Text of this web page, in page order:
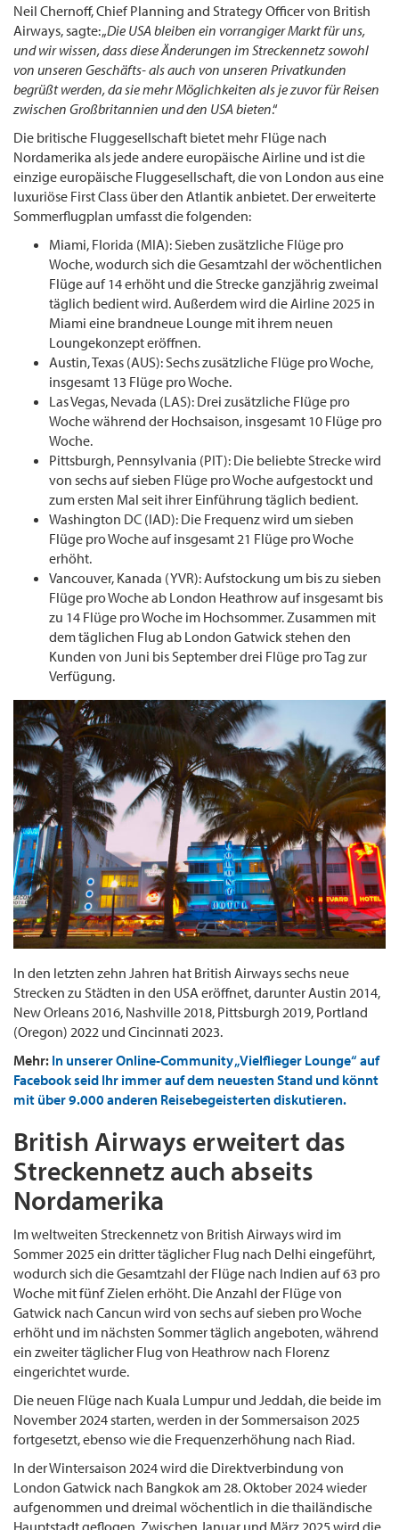
Neil Chernoff, Chief Planning and Strategy Officer von British
Airways, sagte: „Die USA bleiben ein vorrangiger Markt für uns,
und wir wissen, dass diese Änderungen im Streckennetz sowohl
von unseren Geschäfts- als auch von unseren Privatkunden
begrüßt werden, da sie mehr Möglichkeiten als je zuvor für Reisen
zwischen Großbritannien und den USA bieten.“
Die britische Fluggesellschaft bietet mehr Flüge nach
Nordamerika als jede andere europäische Airline und ist die
einzige europäische Fluggesellschaft, die von London aus eine
luxuriöse First Class über den Atlantik anbietet. Der erweiterte
Sommerflugplan umfasst die folgenden:
Miami, Florida (MIA): Sieben zusätzliche Flüge pro
Woche, wodurch sich die Gesamtzahl der wöchentlichen
Flüge auf 14 erhöht und die Strecke ganzjährig zweimal
täglich bedient wird. Außerdem wird die Airline 2025 in
Miami eine brandneue Lounge mit ihrem neuen
Loungekonzept eröffnen.
Austin, Texas (AUS): Sechs zusätzliche Flüge pro Woche,
insgesamt 13 Flüge pro Woche.
Las Vegas, Nevada (LAS): Drei zusätzliche Flüge pro
Woche während der Hochsaison, insgesamt 10 Flüge pro
Woche.
Pittsburgh, Pennsylvania (PIT): Die beliebte Strecke wird
von sechs auf sieben Flüge pro Woche aufgestockt und
zum ersten Mal seit ihrer Einführung täglich bedient.
Washington DC (IAD): Die Frequenz wird um sieben
Flüge pro Woche auf insgesamt 21 Flüge pro Woche
erhöht.
Vancouver, Kanada (YVR): Aufstockung um bis zu sieben
Flüge pro Woche ab London Heathrow auf insgesamt bis
zu 14 Flüge pro Woche im Hochsommer. Zusammen mit
dem täglichen Flug ab London Gatwick stehen den
Kunden von Juni bis September drei Flüge pro Tag zur
Verfügung.
In den letzten zehn Jahren hat British Airways sechs neue
Strecken zu Städten in den USA eröffnet, darunter Austin 2014,
New Orleans 2016, Nashville 2018, Pittsburgh 2019, Portland
(Oregon) 2022 und Cincinnati 2023.
Mehr: In unserer Online-Community „Vielflieger Lounge“ auf
Facebook seid Ihr immer auf dem neuesten Stand und könnt
mit über 9.000 anderen Reisebegeisterten diskutieren.
British Airways erweitert das
Streckennetz auch abseits
Nordamerika
Im weltweiten Streckennetz von British Airways wird im
Sommer 2025 ein dritter täglicher Flug nach Delhi eingeführt,
wodurch sich die Gesamtzahl der Flüge nach Indien auf 63 pro
Woche mit fünf Zielen erhöht. Die Anzahl der Flüge von
Gatwick nach Cancun wird von sechs auf sieben pro Woche
erhöht und im nächsten Sommer täglich angeboten, während
ein zweiter täglicher Flug von Heathrow nach Florenz
eingerichtet wurde.
Die neuen Flüge nach Kuala Lumpur und Jeddah, die beide im
November 2024 starten, werden in der Sommersaison 2025
fortgesetzt, ebenso wie die Frequenzerhöhung nach Riad.
In der Wintersaison 2024 wird die Direktverbindung von
London Gatwick nach Bangkok am 28. Oktober 2024 wieder
aufgenommen und dreimal wöchentlich in die thailändische
Hauptstadt geflogen. Zwischen Januar und März 2025 wird die